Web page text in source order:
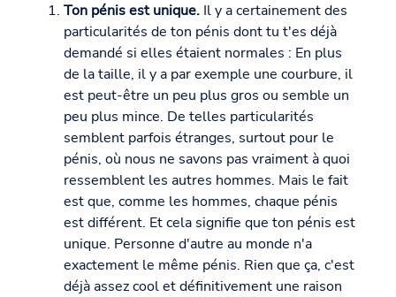
Ton pénis est unique. Il y a certainement des
particularités de ton pénis dont tu t'es déjà
demandé si elles étaient normales : En plus
de la taille, il y a par exemple une courbure, il
est peut-être un peu plus gros ou semble un
peu plus mince. De telles particularités
semblent parfois étranges, surtout pour le
pénis, où nous ne savons pas vraiment à quoi
ressemblent les autres hommes. Mais le fait
est que, comme les hommes, chaque pénis
est différent. Et cela signifie que ton pénis est
unique. Personne d'autre au monde n'a
exactement le même pénis. Rien que ça, c'est
déjà assez cool et définitivement une raison